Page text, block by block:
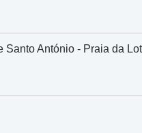
António - Praia da